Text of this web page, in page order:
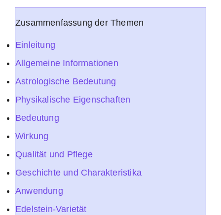
Zusammenfassung der Themen
Einleitung
Allgemeine Informationen
Astrologische Bedeutung
Physikalische Eigenschaften
Bedeutung
Wirkung
Qualität und Pflege
Geschichte und Charakteristika
Anwendung
Edelstein-Varietät